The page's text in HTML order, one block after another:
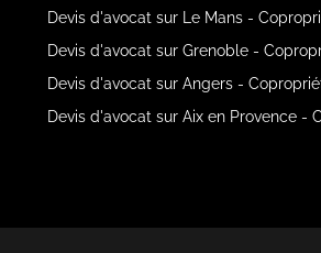
Devis d'avocat sur Le Mans -
Devis d'avocat sur Grenoble -
Devis d'avocat sur Angers -
Devis d'avocat sur Aix en Provence -